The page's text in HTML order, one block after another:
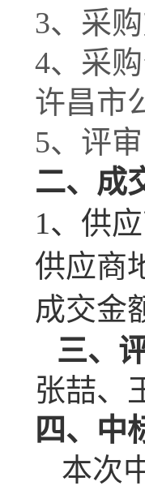
3、采购
4、采购
许昌市
5、评审
二、成
1、 供应
供应商
成交金
三、
张喆、
四、中
本次中